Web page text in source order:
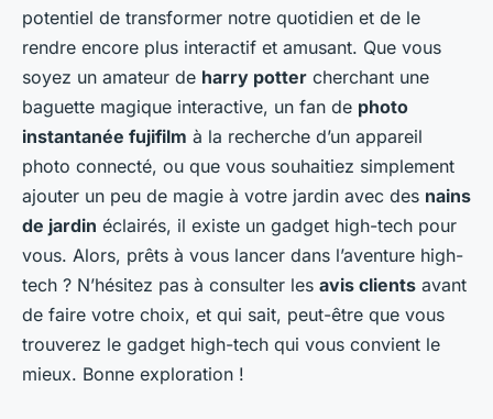
potentiel de transformer notre quotidien et de le
rendre encore plus interactif et amusant. Que vous
soyez un amateur de harry potter cherchant une
baguette magique interactive, un fan de photo
instantanée fujifilm à la recherche d’un appareil
photo connecté, ou que vous souhaitiez simplement
ajouter un peu de magie à votre jardin avec des nains
de jardin éclairés, il existe un gadget high-tech pour
vous. Alors, prêts à vous lancer dans l’aventure high-
tech ? N’hésitez pas à consulter les avis clients avant
de faire votre choix, et qui sait, peut-être que vous
trouverez le gadget high-tech qui vous convient le
mieux. Bonne exploration !